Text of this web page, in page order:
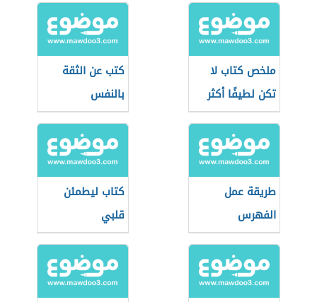
ملخص كتاب لا
تكن لطيفًا أكثر
من اللازم
كتب عن الثقة
بالنفس
طريقة عمل
الفهرس
كتاب ليطمئن
قلبي